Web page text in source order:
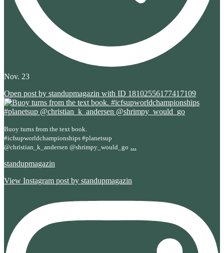
Nov. 23
Open post by standupmagazin with ID 18102556177417109
Buoy turns from the text book.
#icfsupworldchampionships #planetsup
@christian_k_andersen @shrimpy_would_go ...
standupmagazin
View Instagram post by standupmagazin